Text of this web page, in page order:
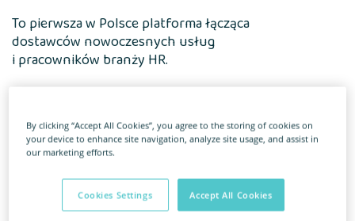
To pierwsza w Polsce platforma łącząca
dostawców nowoczesnych usług
i pracowników branży HR.
wszystkie procesy związane z cyklem życia
pracownika. Ekosystem, który jest elastyczny,
a jego rozwiązania można dowolnie łączyć
i dopasowywać do swoich potrzeb. Wraz
z naszymi partnerami i klientami zmieniamy
świat pracy na lepsze. Dołącz do nas.
By clicking “Accept All Cookies”, you agree to the storing of cookies on
your device to enhance site navigation, analyze site usage, and assist in
our marketing efforts.
Accept All Cookies
Cookies Settings